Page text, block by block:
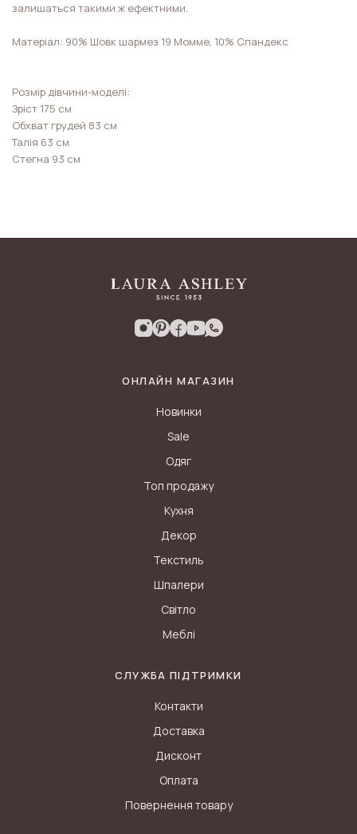
залишаться такими ж ефектними.
Матеріал: 90% Шовк шармез 19 Момме, 10% Спандекс
Розмір дівчини-моделі:
Зріст 175 см
Обхват грудей 83 см
Талія 63 см
Стегна 93 см
ОНЛАЙН МАГАЗИН
Новинки
Sale
Одяг
Топ продажу
Кухня
Декор
Текстиль
Шпалери
Світло
Меблі
СЛУЖБА ПІДТРИМКИ
Контакти
Доставка
Дисконт
Оплата
Повернення товару